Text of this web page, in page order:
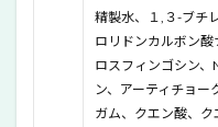
用化粧水
KADASON
精製水、１,３-ブチ
ロリドンカルボン
ロスフィンゴシン
ン、アーティチョ
ガム、クエン酸、